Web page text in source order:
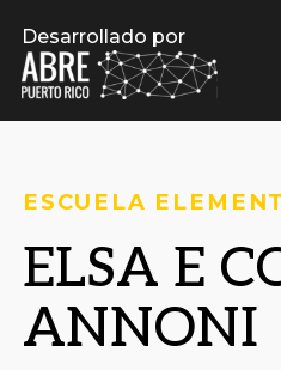
Desarrollado por
ESCUELA
ELSA E
ANNONI